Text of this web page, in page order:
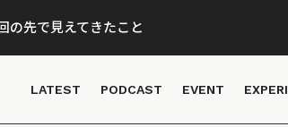
の先で見えてきたこと
LATEST PODCAST EVENT